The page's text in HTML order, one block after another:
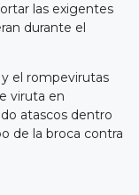
las exigentes
durante el
el rompevirutas
viruta en
atascos dentro
de la broca contra